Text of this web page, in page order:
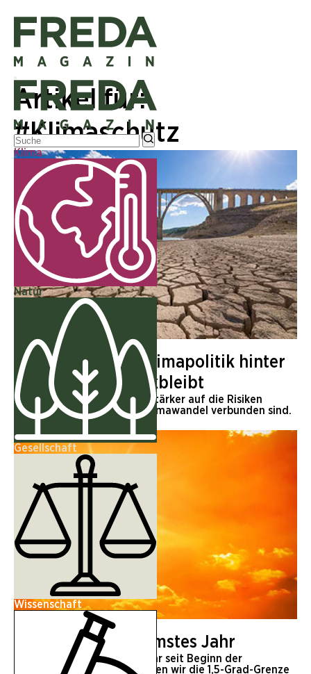
Klima
Natur
Gesellschaft
Wissenschaft
Artikel für:
#Klimaschutz
KLIMA
Warum Europas Klimapolitik hinter
der Realität zurückbleibt
Die EU muss sich dringend stärker auf die Risiken
vorbereiten, die mit dem Klimawandel verbunden sind.
2025 war drittwärmstes Jahr
2025 war drittwärmstes Jahr seit Beginn der
Aufzeichnungen. Damit haben wir die 1,5-Grad-Grenze